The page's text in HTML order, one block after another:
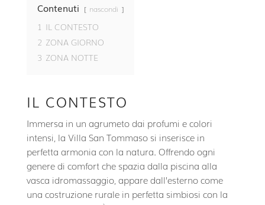
Contenuti nascondi
1 IL CONTESTO
2 ZONA GIORNO
3 ZONA NOTTE
IL CONTESTO
Immersa in un agrumeto dai profumi e colori
intensi, la Villa San Tommaso si inserisce in
perfetta armonia con la natura. Offrendo ogni
genere di comfort che spazia dalla piscina alla
vasca idromassaggio, appare dall’esterno come
una costruzione rurale in perfetta simbiosi con la